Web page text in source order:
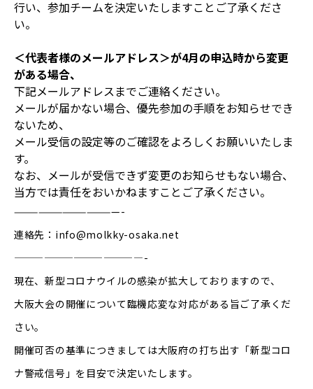
行い、参加チームを決定いたしますことご了承くださ
い。
＜代表者様のメールアドレス＞が4月の申込時から変更
がある場合、
下記メールアドレスまでご連絡ください。
メールが届かない場合、優先参加の手順をお知らせでき
ないため、
メール受信の設定等のご確認をよろしくお願いいたしま
す。
なお、メールが受信できず変更のお知らせもない場合、
当方では責任をおいかねますことご了承ください。
—————————————-
連絡先：info@molkky-osaka.net
—————————————-
現在、新型コロナウイルの感染が拡大しておりますので、
大阪大会の開催について臨機応変な対応がある旨ご了承くだ
さい。
開催可否の基準につきましては大阪府の打ち出す「新型コロ
ナ警戒信号」を目安で決定いたします。